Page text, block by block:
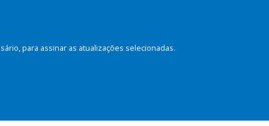
para assinar as atualizações selecionadas.